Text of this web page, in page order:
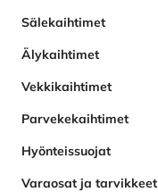
Sälekaihtimet
Älykaihtimet
Vekkikaihtimet
Parvekekaihtimet
Hyönteissuojat
Varaosat ja tarvikkeet